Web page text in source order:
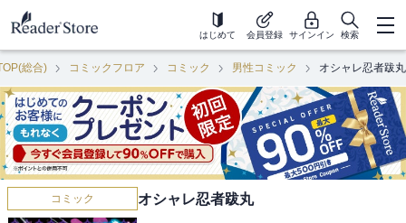
はじめて 会員登録 サインイン 検索
総合) コミックフロア コミック 男性コミック オシャレ忍者跋丸
コミック オシャレ忍者跋丸